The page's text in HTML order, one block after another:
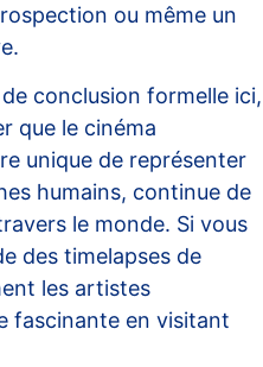
ou même un
conclusion formelle ici,
que le cinéma
unique de représenter
humains, continue de
le monde. Si vous
des timelapses de
les artistes
fascinante en visitant